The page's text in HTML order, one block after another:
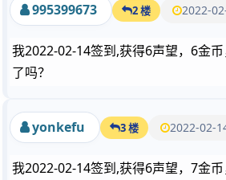
995399673 2 楼 2022-
我2022-02-14签到,获得6声望，6金
了吗？
yonkefu 3 楼 2022-02-
我2022-02-14签到,获得6声望，7金